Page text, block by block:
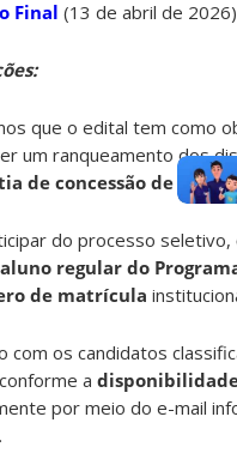
Final (13 de abril de 2026)
que o edital tem como
um ranqueamento dos
de concessão de bolsas
do processo seletivo,
regular do
de matrícula
com os candidatos
a
por meio do e-mail